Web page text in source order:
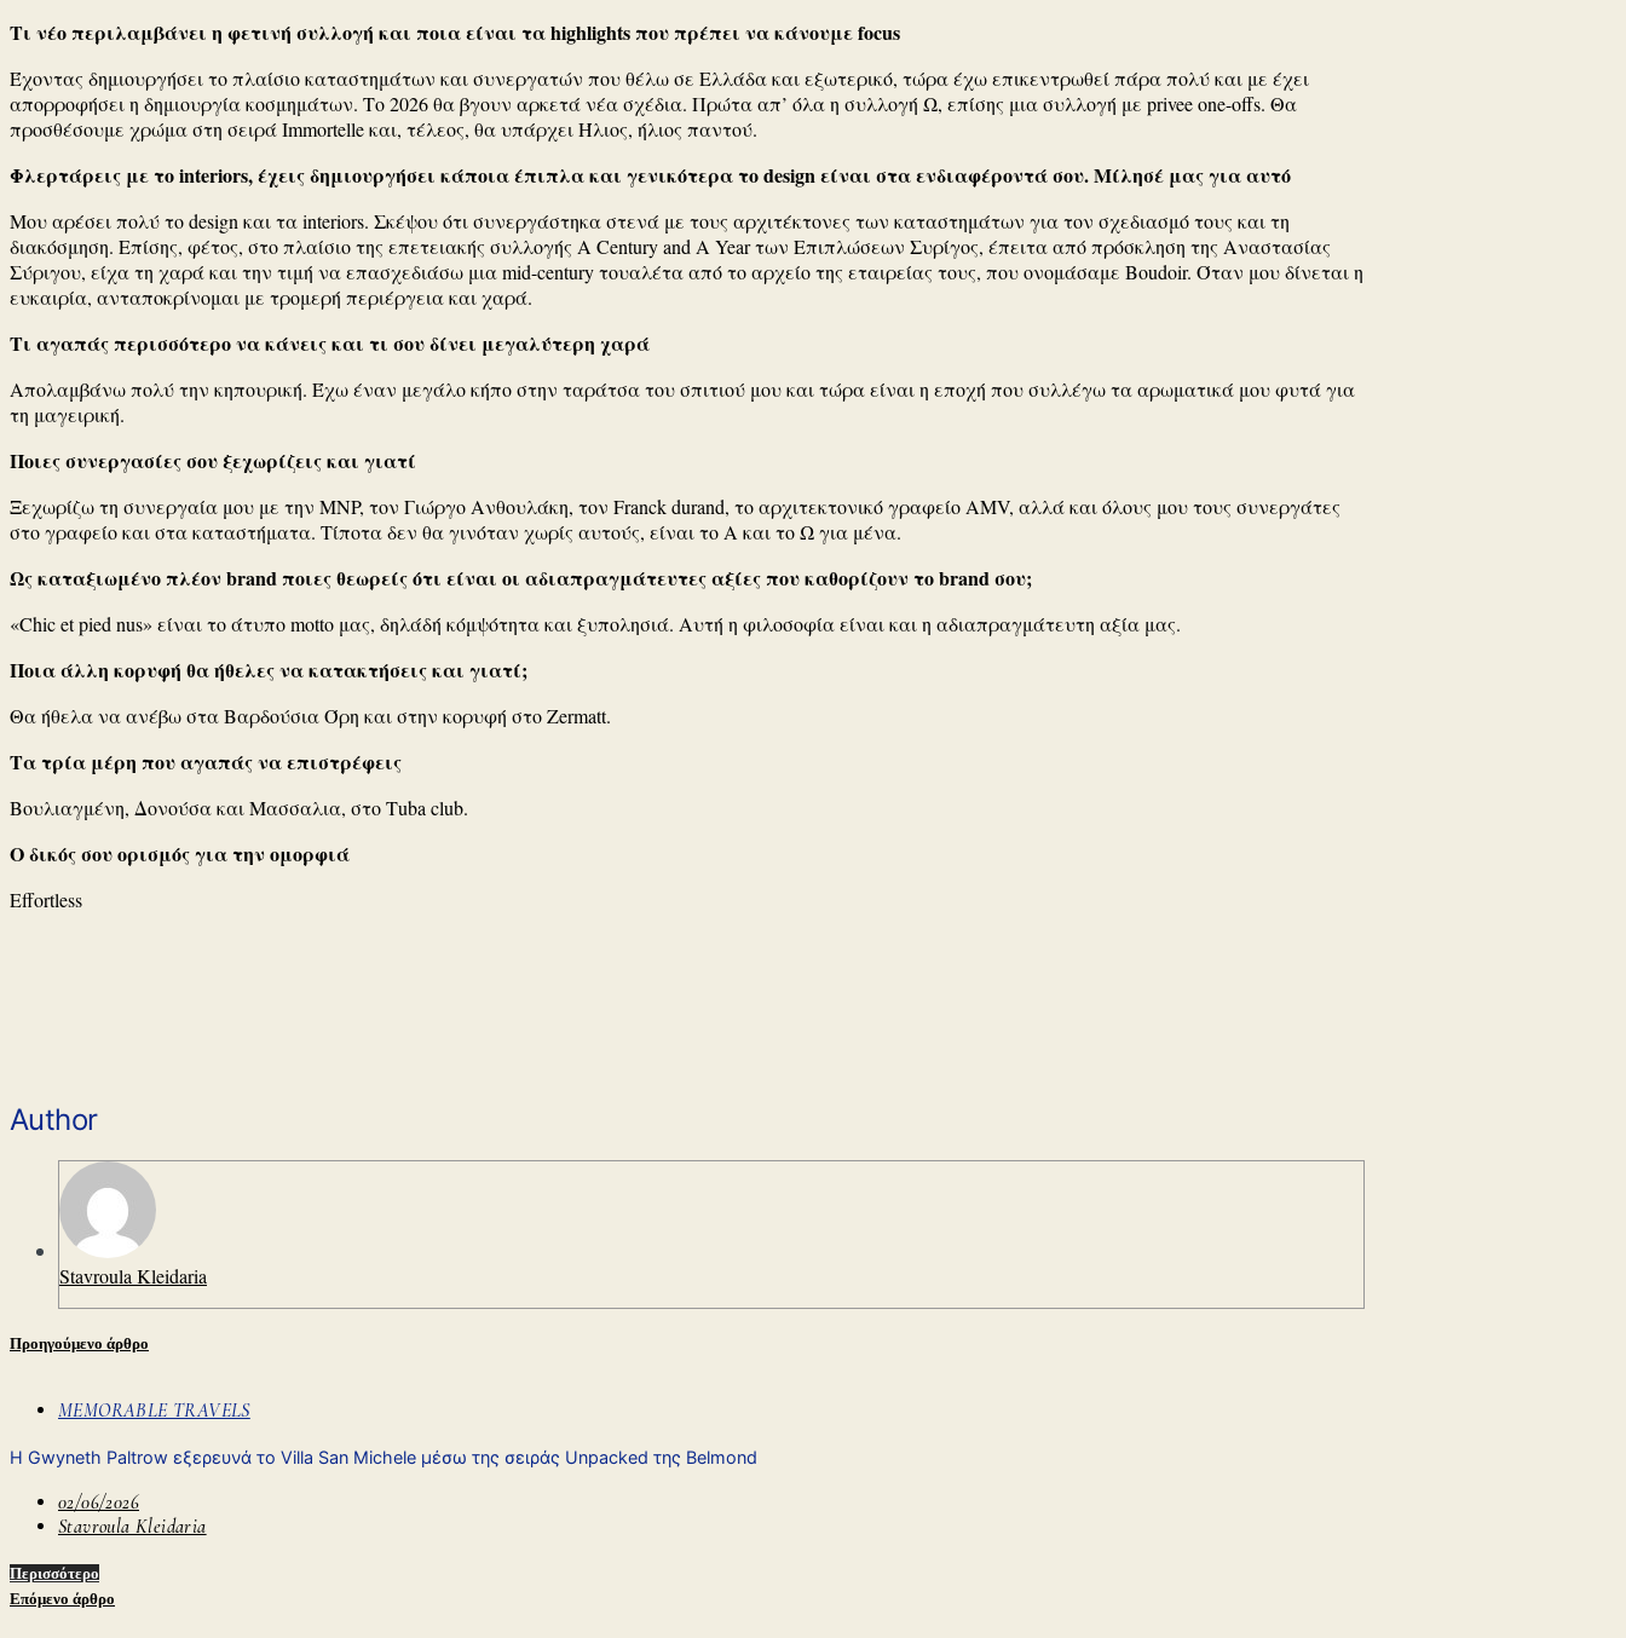
Τι νέο περιλαμβάνει η φετινή συλλογή και ποια είναι τα highlights που πρέπει να κάνουμε focus
Έχοντας δημιουργήσει το πλαίσιο καταστημάτων και συνεργατών που θέλω σε Ελλάδα και εξωτερικό, τώρα έχω επικεντρωθεί πάρα πολύ και με έχει
απορροφήσει η δημιουργία κοσμημάτων. Το 2026 θα βγουν αρκετά νέα σχέδια. Πρώτα απ’ όλα η συλλογή Ω, επίσης μια συλλογή με privee one-offs. Θα
προσθέσουμε χρώμα στη σειρά Immortelle και, τέλεος, θα υπάρχει Ήλιος, ήλιος παντού.
Φλερτάρεις με το interiors, έχεις δημιουργήσει κάποια έπιπλα και γενικότερα το design είναι στα ενδιαφέροντά σου. Μίλησέ μας για αυτό
Μου αρέσει πολύ το design και τα interiors. Σκέψου ότι συνεργάστηκα στενά με τους αρχιτέκτονες των καταστημάτων για τον σχεδιασμό τους και τη
διακόσμηση. Επίσης, φέτος, στο πλαίσιο της επετειακής συλλογής A Century and A Year των Επιπλώσεων Συρίγος, έπειτα από πρόσκληση της Αναστασίας
Σύριγου, είχα τη χαρά και την τιμή να επασχεδιάσω μια mid-century τουαλέτα από το αρχείο της εταιρείας τους, που ονομάσαμε Boudoir. Όταν μου δίνεται η
ευκαιρία, ανταποκρίνομαι με τρομερή περιέργεια και χαρά.
Τι αγαπάς περισσότερο να κάνεις και τι σου δίνει μεγαλύτερη χαρά
Απολαμβάνω πολύ την κηπουρική. Έχω έναν μεγάλο κήπο στην ταράτσα του σπιτιού μου και τώρα είναι η εποχή που συλλέγω τα αρωματικά μου φυτά για
τη μαγειρική.
Ποιες συνεργασίες σου ξεχωρίζεις και γιατί
Ξεχωρίζω τη συνεργαία μου με την MNP, τον Γιώργο Ανθουλάκη, τον Franck durand, το αρχιτεκτονικό γραφείο AMV, αλλά και όλους μου τους συνεργάτες
στο γραφείο και στα καταστήματα. Τίποτα δεν θα γινόταν χωρίς αυτούς, είναι το Α και το Ω για μένα.
Ως καταξιωμένο πλέον brand ποιες θεωρείς ότι είναι οι αδιαπραγμάτευτες αξίες που καθορίζουν το brand σου;
«Chic et pied nus» είναι το άτυπο motto μας, δηλάδή κόμψότητα και ξυπολησιά. Αυτή η φιλοσοφία είναι και η αδιαπραγμάτευτη αξία μας.
Ποια άλλη κορυφή θα ήθελες να κατακτήσεις και γιατί;
Θα ήθελα να ανέβω στα Βαρδούσια Όρη και στην κορυφή στο Zermatt.
Τα τρία μέρη που αγαπάς να επιστρέφεις
Βουλιαγμένη, Δονούσα και Μασσαλια, στο Τuba club.
Ο δικός σου ορισμός για την ομορφιά
Effortless
Author
Stavroula Kleidaria
Προηγούμενο άρθρο
MEMORABLE TRAVELS
Η Gwyneth Paltrow εξερευνά το Villa San Michele μέσω της σειράς Unpacked της Belmond
02/06/2026
Stavroula Kleidaria
Περισσότερο
Επόμενο άρθρο